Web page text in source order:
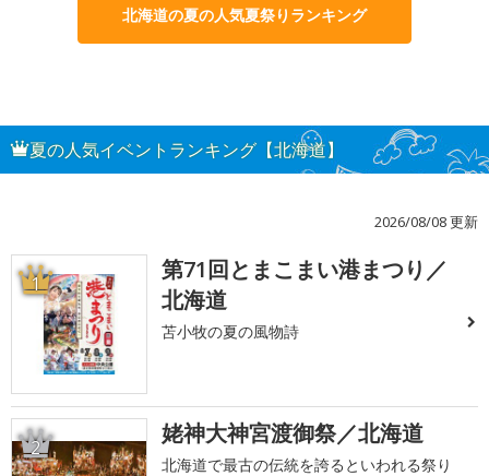
北海道の夏の人気夏祭りランキング
夏の人気イベントランキング【北海道】
2026/08/08 更新
1
第71回とまこまい港まつり／
北海道
苫小牧の夏の風物詩
2 姥神大神宮渡御祭／北海道
北海道で最古の伝統を誇るといわれる祭り